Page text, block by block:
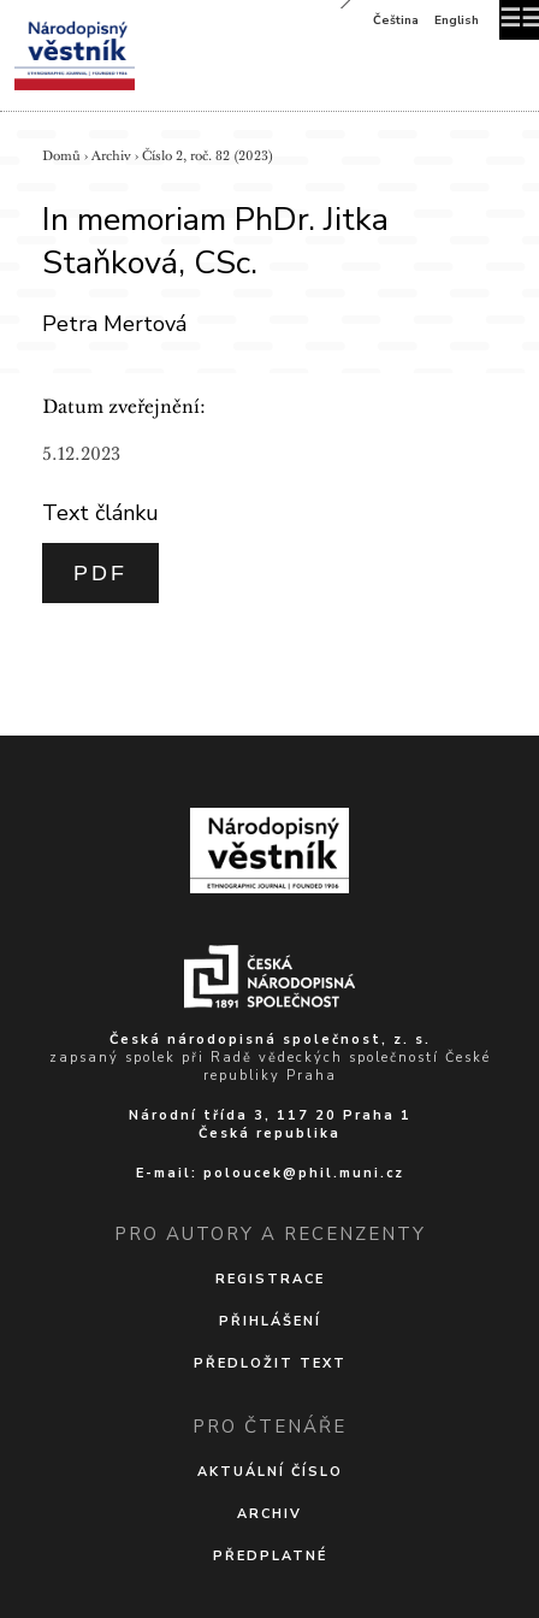
☰
Čeština English
Domů › Archiv › Číslo 2, roč. 82 (2023)
In memoriam PhDr. Jitka
Staňková, CSc.
Petra Mertová
Datum zveřejnění:
5.12.2023
Text článku
PDF
Česká národopisná společnost, z. s.
zapsaný spolek při Radě vědeckých společností České
republiky Praha
Národní třída 3, 117 20 Praha 1
Česká republika
E-mail: poloucek@phil.muni.cz
PRO AUTORY A RECENZENTY
REGISTRACE
PŘIHLÁŠENÍ
PŘEDLOŽIT TEXT
PRO ČTENÁŘE
AKTUÁLNÍ ČÍSLO
ARCHIV
PŘEDPLATNÉ